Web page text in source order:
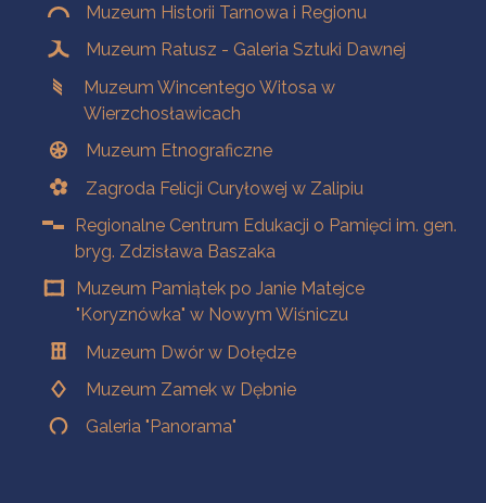
Muzeum Historii Tarnowa i Regionu
Muzeum Ratusz - Galeria Sztuki Dawnej
Muzeum Wincentego Witosa w
Wierzchosławicach
Muzeum Etnograficzne
Zagroda Felicji Curyłowej w Zalipiu
Regionalne Centrum Edukacji o Pamięci im. gen.
bryg. Zdzisława Baszaka
Muzeum Pamiątek po Janie Matejce
"Koryznówka" w Nowym Wiśniczu
Muzeum Dwór w Dołędze
Muzeum Zamek w Dębnie
Galeria "Panorama"